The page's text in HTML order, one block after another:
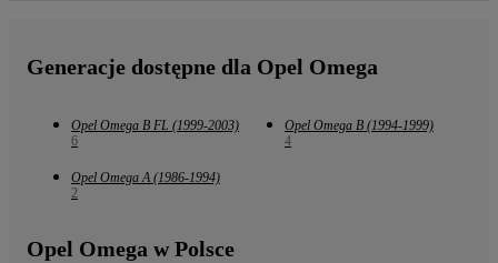
Generacje dostępne dla Opel Omega
Opel Omega B FL (1999-2003)
6
Opel Omega B (1994-1999)
4
Opel Omega A (1986-1994)
2
Opel Omega w Polsce